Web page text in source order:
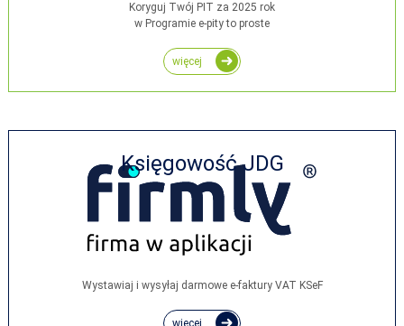
Koryguj Twój PIT za 2025 rok
w Programie e-pity to proste
więcej
Księgowość JDG
Wystawiaj i wysyłaj darmowe e‑faktury VAT KSeF
więcej